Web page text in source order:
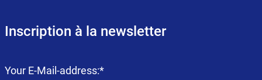
Inscription à la newsletter
Champ
Your E-Mail-address:*